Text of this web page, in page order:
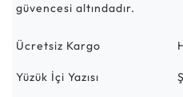
güvencesi altındadır.
Ücretsiz Kargo
Yüzük İçi Yazısı